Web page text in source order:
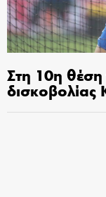
Στη 10η